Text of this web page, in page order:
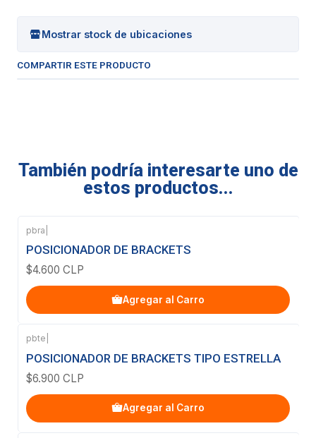
Mostrar stock de ubicaciones
COMPARTIR ESTE PRODUCTO
También podría interesarte uno de
estos productos...
pbra
POSICIONADOR DE BRACKETS
$4.600 CLP
Agregar al Carro
pbte
POSICIONADOR DE BRACKETS TIPO ESTRELLA
$6.900 CLP
Agregar al Carro